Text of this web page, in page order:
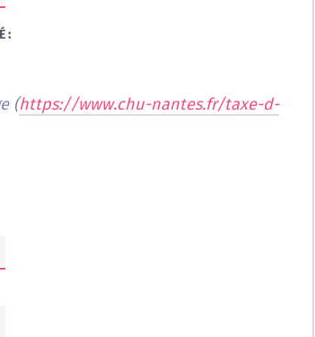
:
Je vous recommande cette page : Taxe d'apprentissage (https://www.chu-nantes.fr/taxe-d-